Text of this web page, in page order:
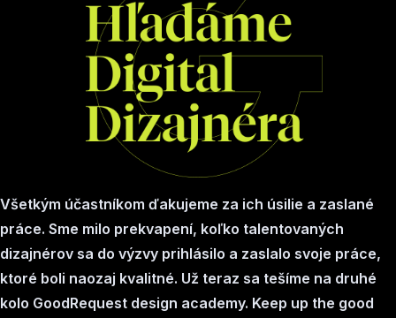
Všetkým účastníkom ďakujeme za ich úsilie a zaslané
práce. Sme milo prekvapení, koľko talentovaných
dizajnérov sa do výzvy prihlásilo a zaslalo svoje práce,
ktoré boli naozaj kvalitné. Už teraz sa tešíme na druhé
kolo GoodRequest design academy. Keep up the good